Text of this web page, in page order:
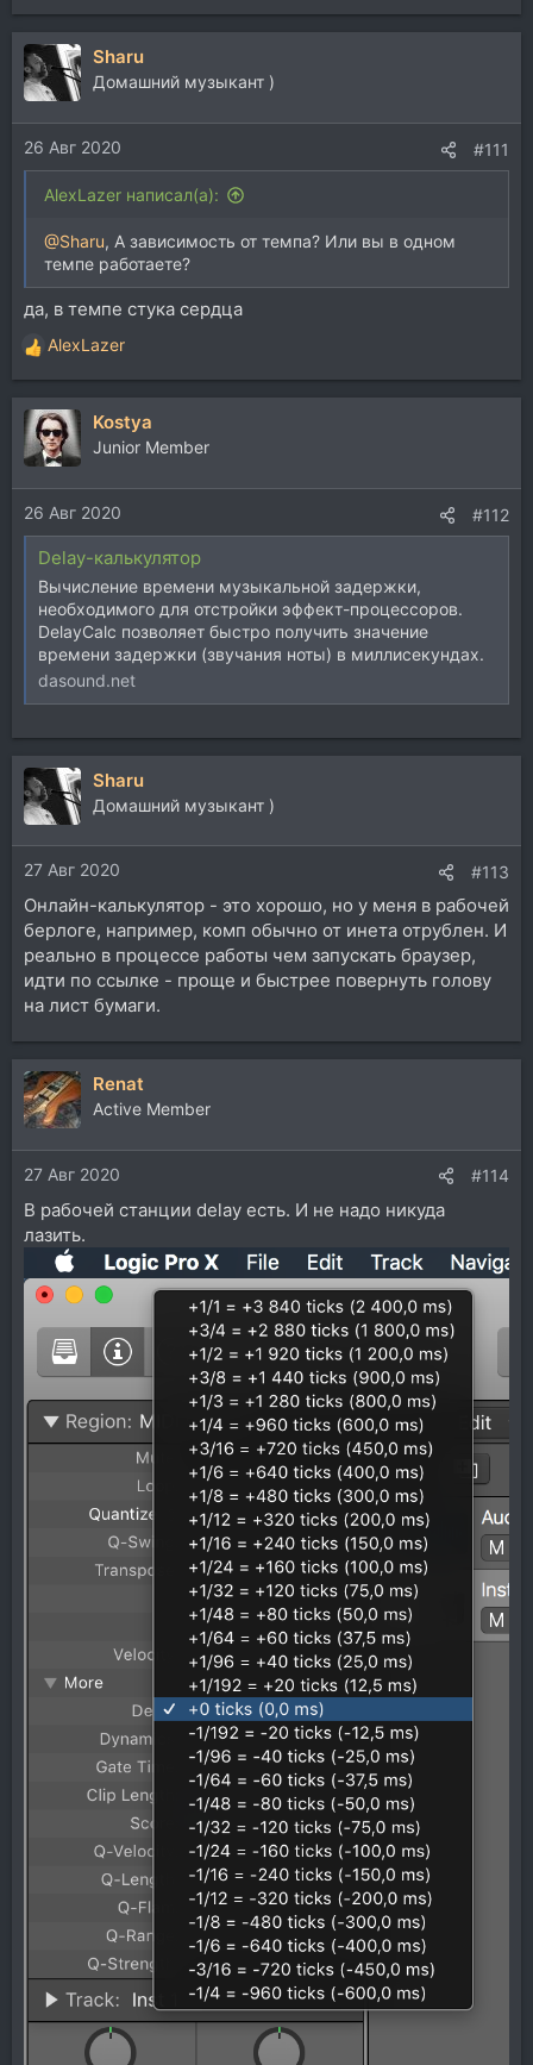
Sharu
Домашний музыкант )
26 Авг 2020 #111
AlexLazer написал(а):
@Sharu, А зависимость от темпа? Или вы в одном
темпе работаете?
да, в темпе стука сердца
Р
е
а
к
ц
и
и
:
AlexLazer
Kostya
Junior Member
26 Авг 2020 #112
Delay-калькулятор
Вычисление времени музыкальной задержки,
необходимого для отстройки эффект-процессоров.
DelayCalc позволяет быстро получить значение
времени задержки (звучания ноты) в миллисекундах.
dasound.net
Sharu
Домашний музыкант )
27 Авг 2020 #113
Онлайн-калькулятор - это хорошо, но у меня в рабочей
берлоге, например, комп обычно от инета отрублен. И
реально в процессе работы чем запускать браузер,
идти по ссылке - проще и быстрее повернуть голову
на лист бумаги.
Renat
Active Member
27 Авг 2020 #114
В рабочей станции delay есть. И не надо никуда
лазить.